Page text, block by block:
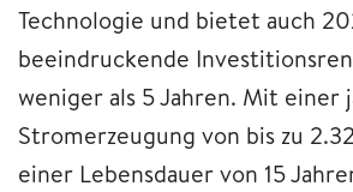
Technologie und bietet auch
beeindruckende
weniger als 5 Jahren. Mit einer
Stromerzeugung von bis zu
einer Lebensdauer von 15